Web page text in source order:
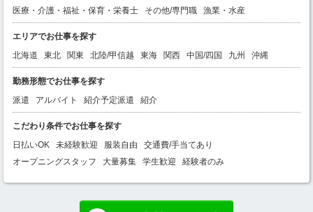
医療・介護・福祉・保育・栄養士
その他/専門職 漁業・水産
エリアでお仕事を探す
北海道
東北 関東 北陸/甲信越 東海 関西 中国/四国 九州 沖縄
勤務形態でお仕事を探す
派遣
アルバイト 紹介予定派遣 紹介
こだわり条件でお仕事を探す
日払いOK
未経験歓迎 服装自由
交通費/手当てあり
オープニングスタッフ
大量募集 学生歓迎 経験者のみ